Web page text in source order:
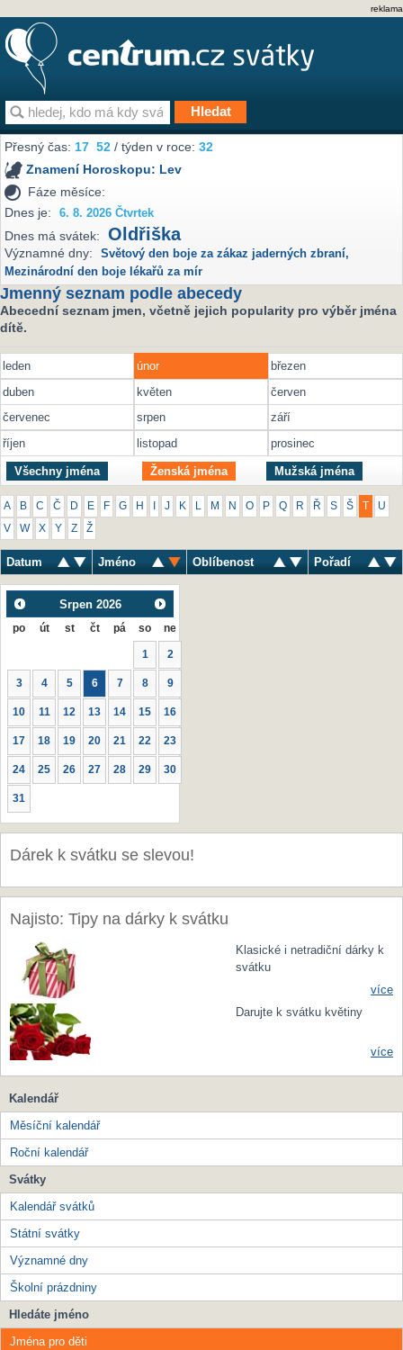
reklama
Přesný čas:17 52 / týden v roce:32
Znamení Horoskopu: Lev
Fáze měsíce:
Dnes je:
6. 8. 2026 Čtvrtek
Dnes má svátek: Oldřiška
Významné dny: Světový den boje za zákaz jaderných zbraní,
Mezinárodní den boje lékařů za mír
Jmenný seznam podle abecedy
Abecední seznam jmen, včetně jejich popularity pro výběr jména
dítě.
leden únor
březen
duben
květen
červen
červenec
srpen
září
říjen
listopad prosinec
Všechny jména Ženská jména Mužská jména
A B C Č D E F G H J K M N O P Q R Ř S Š U
V W X Y Z Ž
Datum Jméno Oblíbenost Pořadí
Srpen 2026
po út st čt pá so ne
1 2
3 4 5 6 7 8 9
10 11 12 13 14 15 16
17 18 19 20 21 22 23
24 25 26 27 28 29 30
31
Dárek k svátku se slevou!
Najisto: Tipy na dárky k svátku
Klasické i netradiční dárky k
svátku
více
Darujte k svátku květiny
více
Kalendář
Měsíční kalendář
Roční kalendář
Svátky
Kalendář svátků
Státní svátky
Významné dny
Školní prázdniny
Hledáte jméno
Jména pro děti